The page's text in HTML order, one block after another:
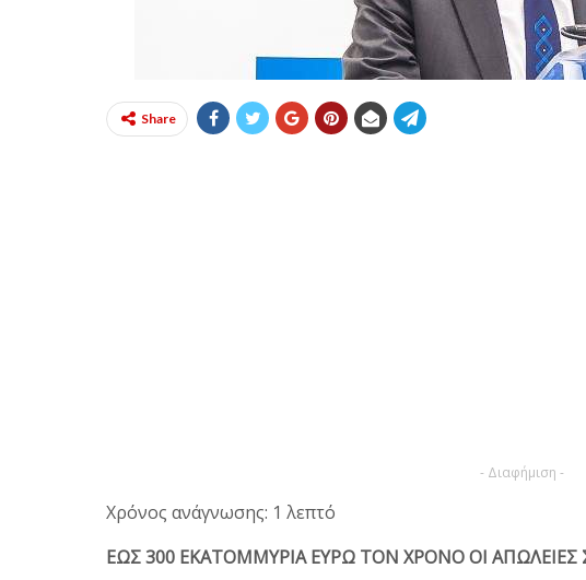
Share
- Διαφήμιση -
Χρόνος ανάγνωσης: 1 λεπτό
ΕΩΣ 300 ΕΚΑΤΟΜΜΥΡΙΑ ΕΥΡΩ ΤΟΝ ΧΡΟΝΟ ΟΙ ΑΠΩΛΕΙΕΣ